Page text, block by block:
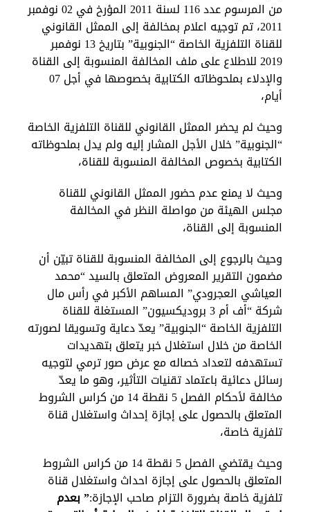
من المرسوم عدد 116 لسنة 2011 المؤرخ في 02 نوفمبر
2011، تم توجيه اعلام بمخالفة إلى الممثل القانوني
للقناة التلفزية الخاصة “الجنوبية” بتاريخ 13 نوفمبر
2019 للاطلاع على ملف المخالفة المنسوبة إلى القناة
والإدلاء بملحوظاته الكتابية بخصوصها في أجل 07
أيام،
وحيث لم يحضر الممثل القانوني للقناة التلفزية الخاصة
“الجنوبية” خلال الأجل المشار إليه ولم يدل بملحوظاته
الكتابية بخصوص المخالفة المنسوبة للقناة،
وحيث لا يمنع عدم حضور الممثل القانوني للقناة
مجلس الهيئة من مواصلة النظر في المخالفة
المنسوبة إلى القناة،
وحيث بالرجوع إلى المخالفة المنسوبة للقناة تبيّن أن
مضمون التقرير المعروض المتعلق بالسيد “محمد
العياشي العجرودي” المساهم الأكبر في رأس مال
شركة “أف أم 3 بروديكسيون” المستغلة للقناة
التلفزية الخاصة “الجنوبية” يعدّ دعاية وتسويقا لصورته
الخاصة من خلال استغلال خبر يتعلق بتهديدات
تستهدفه لتعداد خصاله مع عرض صور ترمي لتوجيه
رسائل دعائية باعتماد تقنيات التأثير، وهو ما يعدّ
مخالفة لأحكام الفصل 5 نقطة 14 من كراس الشروط
المتعلق بالحصول على إجازة إحداث واستغلال قناة
تلفزية خاصة،
وحيث يقتضي الفصل 5 نقطة 14 من كراس الشروط
المتعلق بالحصول على إجازة احداث واستغلال قناة
تلفزية خاصة بضرورة التزام صاحب الإجازة:” بعدم